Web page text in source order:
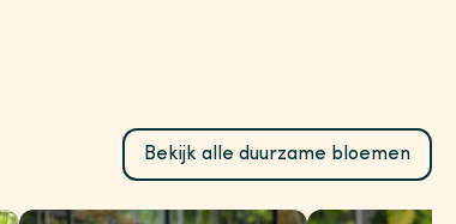
Bekijk alle duurzame bloemen